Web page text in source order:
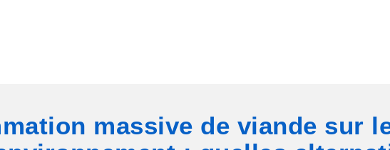
massive de viande sur